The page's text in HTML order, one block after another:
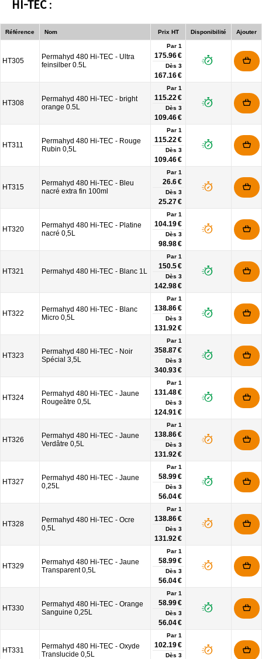
HI-TEC:
Référence Nom Prix HT Disponibilité Ajouter
HT305
Permahyd 480 Hi-TEC - Ultra
feinsilber 0.5L
Par 1
175.96 €
Dès 3
167.16 €
HT308
Permahyd 480 Hi-TEC - bright
orange 0.5L
Par 1
115.22 €
Dès 3
109.46 €
HT311
Permahyd 480 Hi-TEC - Rouge
Rubin 0,5L
Par 1
115.22 €
Dès 3
109.46 €
HT315
Permahyd 480 Hi-TEC - Bleu
nacré extra fin 100ml
Par 1
26.6 €
Dès 3
25.27 €
HT320
Permahyd 480 Hi-TEC - Platine
nacré 0,5L
Par 1
104.19 €
Dès 3
98.98 €
HT321 Permahyd 480 Hi-TEC - Blanc 1L
Par 1
150.5 €
Dès 3
142.98 €
HT322
Permahyd 480 Hi-TEC - Blanc
Micro 0,5L
Par 1
138.86 €
Dès 3
131.92 €
HT323
Permahyd 480 Hi-TEC - Noir
Spécial 3,5L
Par 1
358.87 €
Dès 3
340.93 €
HT324
Permahyd 480 Hi-TEC - Jaune
Rougeâtre 0,5L
Par 1
131.48 €
Dès 3
124.91 €
HT326
Permahyd 480 Hi-TEC - Jaune
Verdâtre 0,5L
Par 1
138.86 €
Dès 3
131.92 €
HT327
Permahyd 480 Hi-TEC - Jaune
0,25L
Par 1
58.99 €
Dès 3
56.04 €
HT328
Permahyd 480 Hi-TEC - Ocre
0,5L
Par 1
138.86 €
Dès 3
131.92 €
HT329
Permahyd 480 Hi-TEC - Jaune
Transparent 0,5L
Par 1
58.99 €
Dès 3
56.04 €
HT330
Permahyd 480 Hi-TEC - Orange
Sanguine 0,25L
Par 1
58.99 €
Dès 3
56.04 €
HT331
Permahyd 480 Hi-TEC - Oxyde
Translucide 0,5L
Par 1
102.19 €
Dès 3